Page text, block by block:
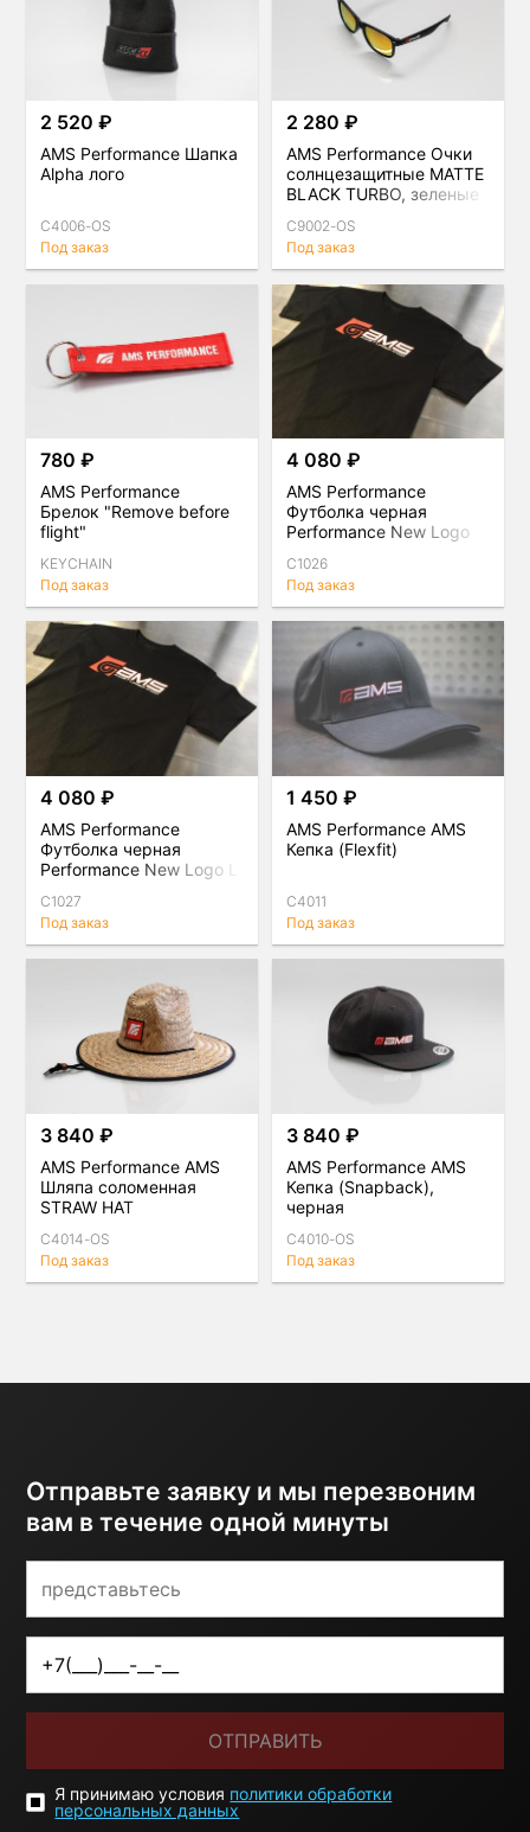
2 520 ₽
AMS Performance Шапка
Alpha лого
C4006-OS
Под заказ
2 280 ₽
AMS Performance Очки
солнцезащитные MATTE
BLACK TURBO, зеленые
C9002-OS
Под заказ
780 ₽
AMS Performance
Брелок "Remove before
flight"
KEYCHAIN
Под заказ
4 080 ₽
AMS Performance
Футболка черная
Performance New Logo
C1026
Под заказ
4 080 ₽
AMS Performance
Футболка черная
Performance New Logo L
C1027
Под заказ
1 450 ₽
AMS Performance AMS
Кепка (Flexfit)
C4011
Под заказ
3 840 ₽
AMS Performance AMS
Шляпа соломенная
STRAW HAT
C4014-OS
Под заказ
3 840 ₽
AMS Performance AMS
Кепка (Snapback),
черная
C4010-OS
Под заказ
Отправьте заявку и мы перезвоним
вам в течение одной минуты
ОТПРАВИТЬ
Я принимаю условия политики обработки
персональных данных